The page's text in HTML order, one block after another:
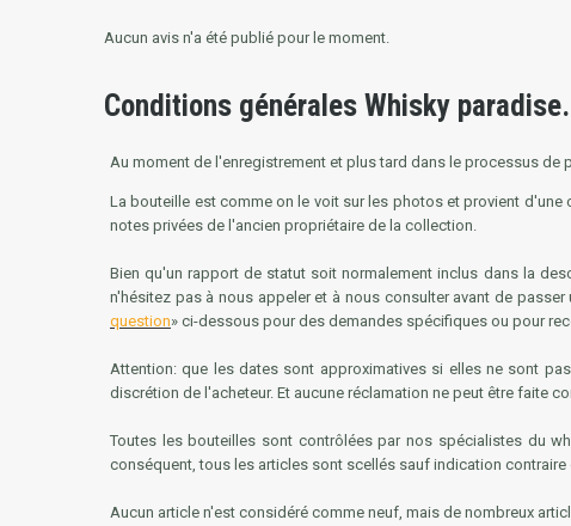
Aucun avis n'a été publié pour le moment.
Conditions générales Whisky paradise.
Au moment de l'enregistrement et plus tard dans le processus
La bouteille est comme on le voit sur les photos et provient
notes privées de l'ancien propriétaire de la collection.
Bien qu'un rapport de statut soit normalement inclus dans la
n'hésitez pas à nous appeler et à nous consulter avant de
question» ci-dessous pour des demandes spécifiques ou pour
Attention: que les dates sont approximatives si elles ne sont
discrétion de l'acheteur. Et aucune réclamation ne peut être faite
Toutes les bouteilles sont contrôlées par nos spécialistes du
conséquent, tous les articles sont scellés sauf indication
Aucun article n'est considéré comme neuf, mais de nombreux